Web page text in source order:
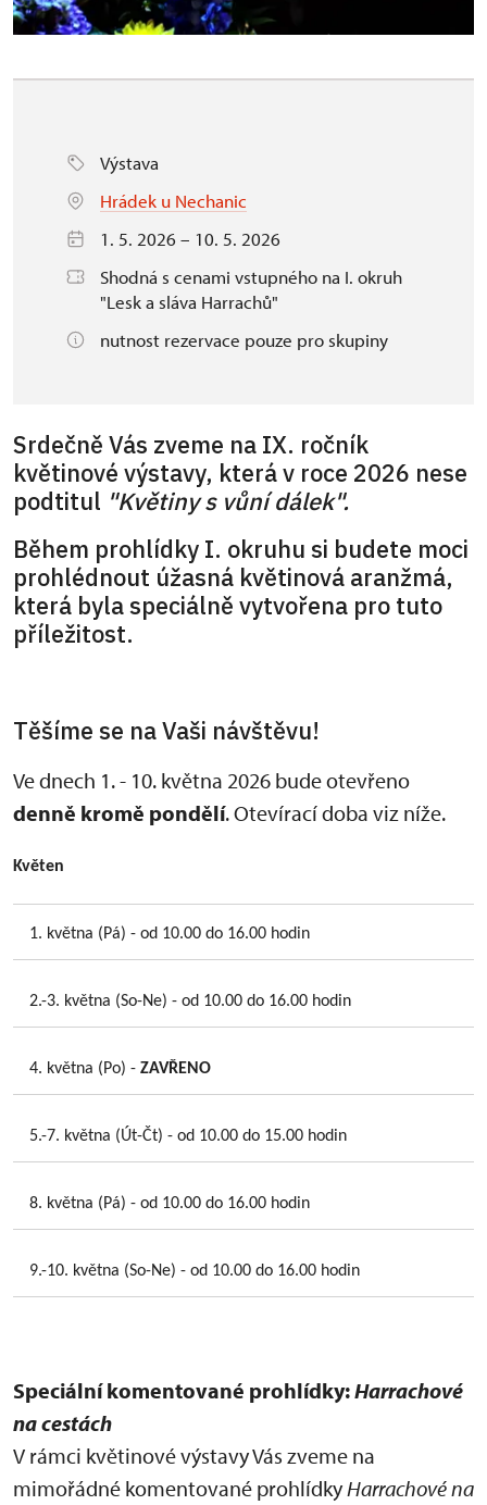
Výstava
Hrádek u Nechanic
1. 5. 2026 – 10. 5. 2026
Shodná s cenami vstupného na I. okruh
"Lesk a sláva Harrachů"
nutnost rezervace pouze pro skupiny
Srdečně Vás zveme na IX. ročník
květinové výstavy, která v roce 2026 nese
podtitul "Květiny s vůní dálek".
Během prohlídky I. okruhu si budete moci
prohlédnout úžasná květinová aranžmá,
která byla speciálně vytvořena pro tuto
příležitost.
Těšíme se na Vaši návštěvu!
Ve dnech 1. - 10. května 2026 bude otevřeno
denně kromě pondělí. Otevírací doba viz níže.
Květen
1. května (Pá) - od 10.00 do 16.00 hodin
2.-3. května (So-Ne) - od 10.00 do 16.00 hodin
4. května (Po) - ZAVŘENO
5.-7. května (Út-Čt) - od 10.00 do 15.00 hodin
8. května (Pá) - od 10.00 do 16.00 hodin
9.-10. května (So-Ne) - od 10.00 do 16.00 hodin
Speciální komentované prohlídky:Harrachové
na cestách
V rámci květinové výstavy Vás zveme na
mimořádné komentované prohlídky Harrachové na